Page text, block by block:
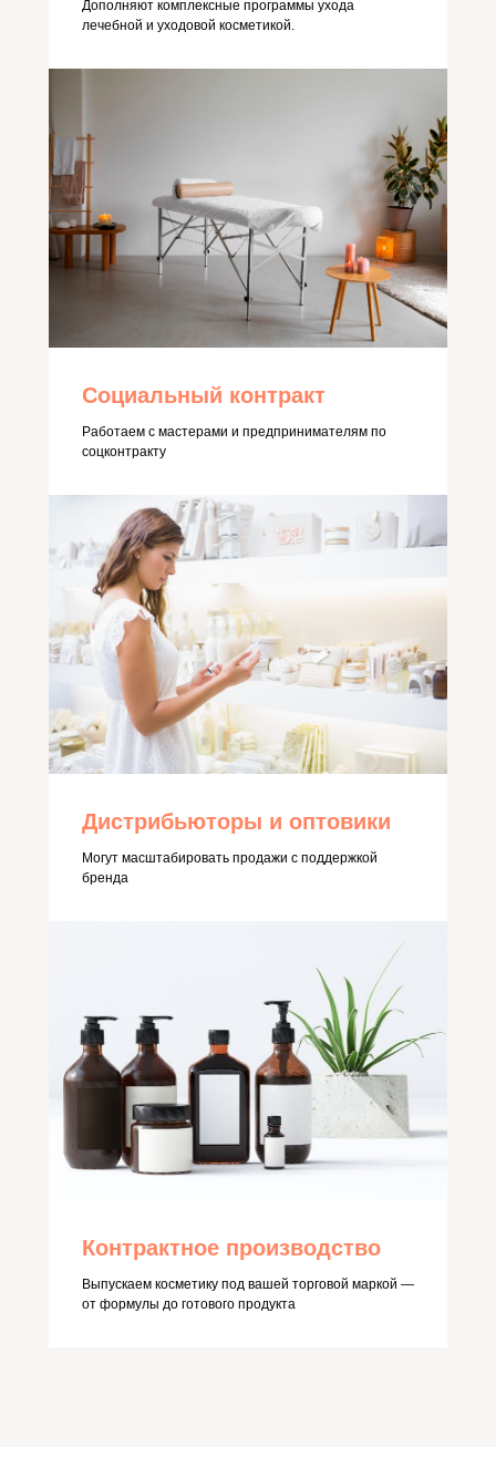
Дополняют комплексные программы ухода
лечебной и уходовой косметикой.
Социальный контракт
Работаем с мастерами и предпринимателям по
соцконтракту
Дистрибьюторы и оптовики
Могут масштабировать продажи с поддержкой
бренда
Контрактное производство
Выпускаем косметику под вашей торговой маркой —
от формулы до готового продукта